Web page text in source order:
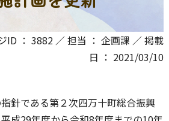
ID ： 3882 ／ 担当 ： 企画課 ／ 掲載
日 ： 2021/03/10
針である第２次四万十町総合振興